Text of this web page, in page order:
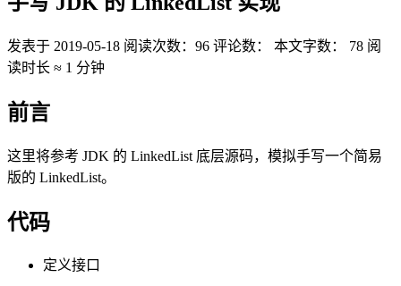
发表于 2019-05-18 阅读次数： 96 评论数： 本文字数： 78 阅
读时长 ≈ 1 分钟
前言
这里将参考 JDK 的 LinkedList 底层源码，模拟手写一个简易
版的 LinkedList。
代码
定义接口